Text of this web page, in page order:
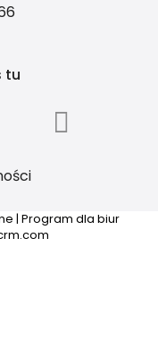
tu
| Program dla biur